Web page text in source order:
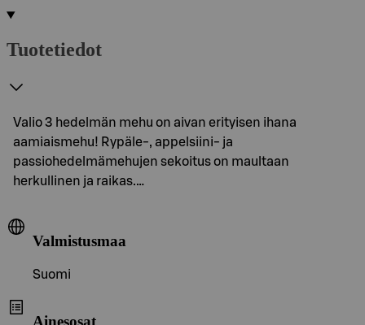
Tuotetiedot
Valio 3 hedelmän mehu on aivan erityisen ihana
aamiaismehu! Rypäle-, appelsiini- ja
passiohedelmämehujen sekoitus on maultaan
herkullinen ja raikas.…
Valmistusmaa
Suomi
Ainesosat